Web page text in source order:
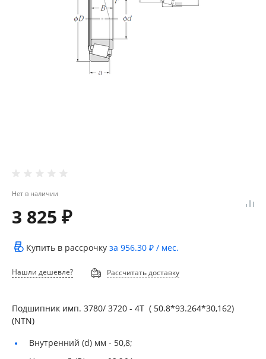
Нет в наличии
3 825 ₽
Купить в рассрочку за 956.30 ₽ / мес.
Нашли дешевле? Рассчитать доставку
Подшипник имп. 3780/ 3720 - 4T ( 50.8*93.264*30,162)
(NTN)
Внутренний (d) мм - 50,8;